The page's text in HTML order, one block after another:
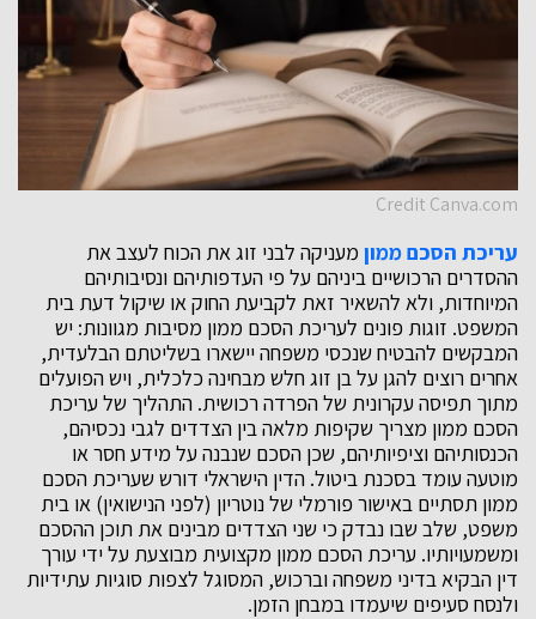
Credit Canva.com
עריכת הסכם ממון מעניקה לבני זוג את הכוח לעצב את
ההסדרים הרכושיים ביניהם על פי העדפותיהם ונסיבותיהם
המיוחדות, ולא להשאיר זאת לקביעת החוק או שיקול דעת בית
המשפט. זוגות פונים לעריכת הסכם ממון מסיבות מגוונות: יש
המבקשים להבטיח שנכסי משפחה יישארו בשליטתם הבלעדית,
אחרים רוצים להגן על בן זוג חלש מבחינה כלכלית, ויש הפועלים
מתוך תפיסה עקרונית של הפרדה רכושית. התהליך של עריכת
הסכם ממון מצריך שקיפות מלאה בין הצדדים לגבי נכסיהם,
הכנסותיהם וציפיותיהם, שכן הסכם שנבנה על מידע חסר או
מוטעה עומד בסכנת ביטול. הדין הישראלי דורש שעריכת הסכם
ממון תסתיים באישור פורמלי של נוטריון (לפני הנישואין) או בית
משפט, שלב שבו נבדק כי שני הצדדים מבינים את תוכן ההסכם
ומשמעויותיו. עריכת הסכם ממון מקצועית מבוצעת על ידי עורך
דין הבקיא בדיני משפחה וברכוש, המסוגל לצפות סוגיות עתידיות
ולנסח סעיפים שיעמדו במבחן הזמן.